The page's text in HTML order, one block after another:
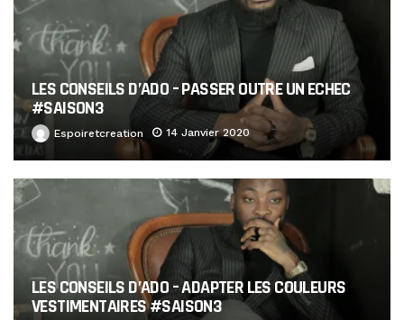
LES CONSEILS D’ADO – PASSER OUTRE UN ECHEC
#SAISON3
Espoiretcreation 14 Janvier 2020
LES CONSEILS D’ADO – ADAPTER LES COULEURS
VESTIMENTAIRES #SAISON3